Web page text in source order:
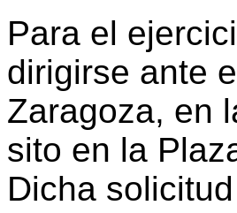
Para el
dirigirse ante
Zaragoza, en
sito en la
Dicha